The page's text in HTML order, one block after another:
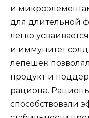
и
для длительной
легко
и иммунитет
лепёшек
продукт и
рациона.
способствовали